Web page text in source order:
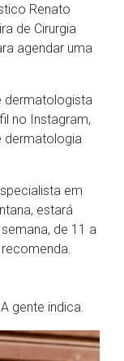
Renato
de Cirurgia
agendar uma
dermatologista
no Instagram,
dermatologia
em
estará
de 11 a
gente indica.